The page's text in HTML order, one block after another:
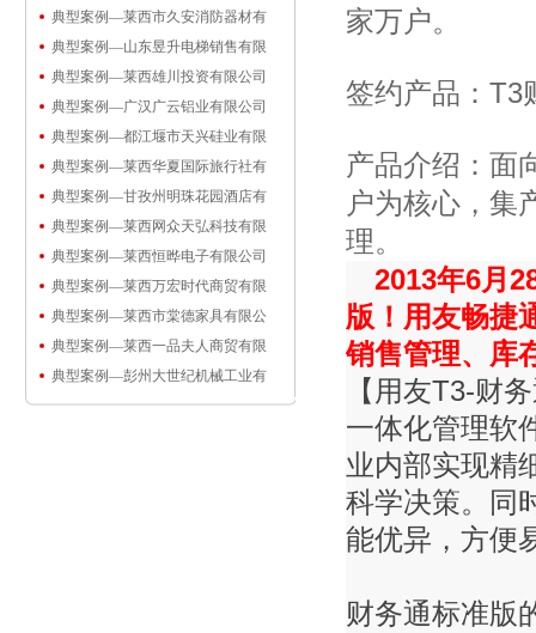
典型案例—莱西市久安消防器材有
典型案例—山东昱升电梯销售有限
典型案例—莱西雄川投资有限公司
典型案例—广汉广云铝业有限公司
典型案例—都江堰市天兴硅业有限
典型案例—莱西华夏国际旅行社有
典型案例—甘孜州明珠花园酒店有
典型案例—莱西网众天弘科技有限
典型案例—莱西恒晔电子有限公司
典型案例—莱西万宏时代商贸有限
典型案例—莱西市棠德家具有限公
典型案例—莱西一品夫人商贸有限
典型案例—彭州大世纪机械工业有
家万户。
签约产品：T3
产品介绍：面
户为核心，集
理。
2013年6月
版！用友畅捷
销售管理、库
【用友T3-财
一体化管理软
业内部实现精
科学决策。同
能优异，方便
财务通标准版